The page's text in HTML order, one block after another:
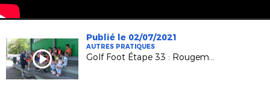
Publié le 02/07/2021
AUTRES PRATIQUES
Golf Foot Étape 33 : Rougemont Concorde